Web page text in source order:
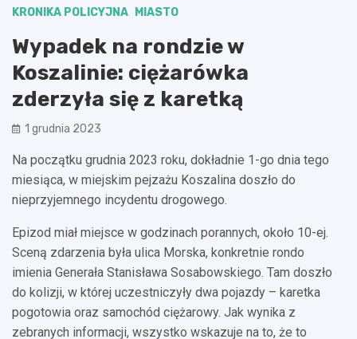
KRONIKA POLICYJNA MIASTO
Wypadek na rondzie w
Koszalinie: ciężarówka
zderzyła się z karetką
1 grudnia 2023
Na początku grudnia 2023 roku, dokładnie 1-go dnia tego
miesiąca, w miejskim pejzażu Koszalina doszło do
nieprzyjemnego incydentu drogowego.
Epizod miał miejsce w godzinach porannych, około 10-ej.
Sceną zdarzenia była ulica Morska, konkretnie rondo
imienia Generała Stanisława Sosabowskiego. Tam doszło
do kolizji, w której uczestniczyły dwa pojazdy – karetka
pogotowia oraz samochód ciężarowy. Jak wynika z
zebranych informacji, wszystko wskazuje na to, że to